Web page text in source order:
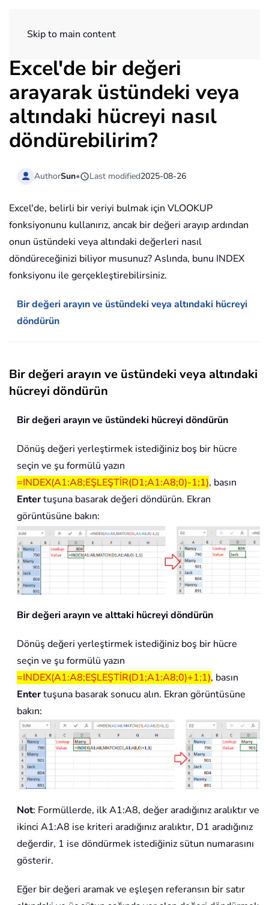
Skip to main content
Excel'de bir değeri
arayarak üstündeki veya
altındaki hücreyi nasıl
döndürebilirim?
AuthorSun• Last modified2025-08-26
Excel'de, belirli bir veriyi bulmak için VLOOKUP
fonksiyonunu kullanırız, ancak bir değeri arayıp ardından
onun üstündeki veya altındaki değerleri nasıl
döndüreceğinizi biliyor musunuz? Aslında, bunu INDEX
fonksiyonu ile gerçekleştirebilirsiniz.
Bir değeri arayın ve üstündeki veya altındaki hücreyi
döndürün
Bir değeri arayın ve üstündeki veya altındaki
hücreyi döndürün
Bir değeri arayın ve üstündeki hücreyi döndürün
Dönüş değeri yerleştirmek istediğiniz boş bir hücre
seçin ve şu formülü yazın
=INDEX(A1:A8;EŞLEŞTİR(D1;A1:A8;0)-1;1), basın
Entertuşuna basarak değeri döndürün. Ekran
görüntüsüne bakın:
Bir değeri arayın ve alttaki hücreyi döndürün
Dönüş değeri yerleştirmek istediğiniz boş bir hücre
seçin ve şu formülü yazın
=INDEX(A1:A8;EŞLEŞTİR(D1;A1:A8;0)+1;1), basın
Entertuşuna basarak sonucu alın. Ekran görüntüsüne
bakın:
Not: Formüllerde, ilk A1:A8, değer aradığınız aralıktır ve
ikinci A1:A8 ise kriteri aradığınız aralıktır, D1 aradığınız
değerdir, 1 ise döndürmek istediğiniz sütun numarasını
gösterir.
Eğer bir değeri aramak ve eşleşen referansın bir satır